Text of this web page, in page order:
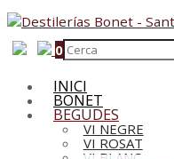
0
INICI
BONET
BEGUDES
VI NEGRE
VI ROSAT